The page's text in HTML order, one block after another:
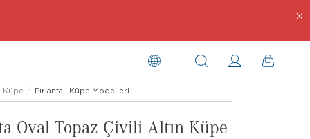
Küpe Pırlantalı Küpe Modelleri
Oval Topaz Çivili Altın Küpe